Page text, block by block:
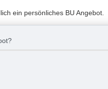
ein persönliches BU Angebot.